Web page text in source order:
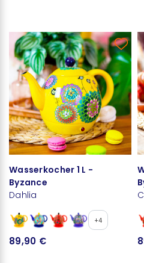
Wasserkocher 1 L -
Byzance
Dahlia
+4
89,90 €